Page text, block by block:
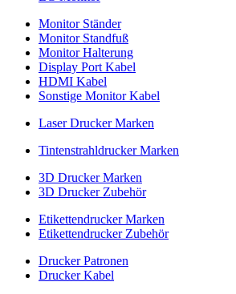
Monitor Ständer
Monitor Standfuß
Monitor Halterung
Display Port Kabel
HDMI Kabel
Sonstige Monitor Kabel
Laser Drucker Marken
Tintenstrahldrucker Marken
3D Drucker Marken
3D Drucker Zubehör
Etikettendrucker Marken
Etikettendrucker Zubehör
Drucker Patronen
Drucker Kabel